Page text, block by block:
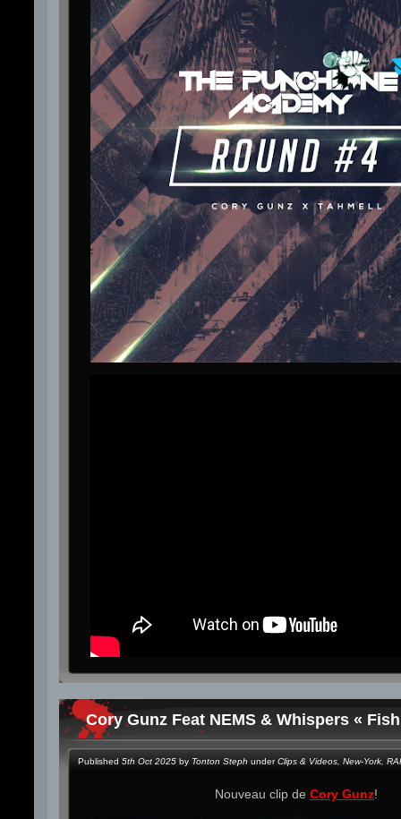
Cory Gunz Feat NEMS & Whispers «
Published 5th Oct 2025 by Tonton Steph underClips & Videos New-York
Nouveau clip de Cory Gunz!